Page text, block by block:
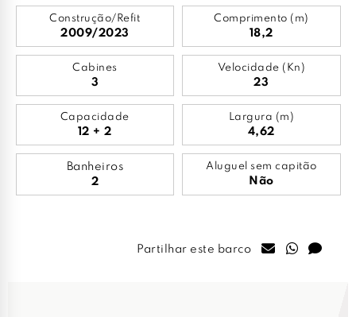
Construção/Refit
2009/2023
Comprimento (m)
18,2
Cabines
3
Velocidade (Kn)
23
Capacidade
12 + 2
Largura (m)
4,62
Banheiros
2
Aluguel sem capitão
Não
Partilhar este barco